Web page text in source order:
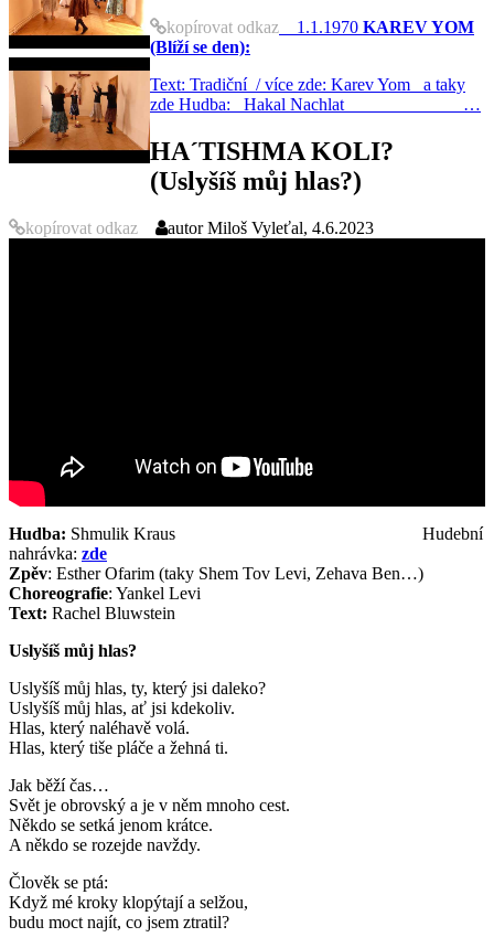
kopírovat odkaz 1.1.1970 KAREV YOM
(Blíží se den):
Text: Tradiční / více zde: Karev Yom a taky
zde Hudba: Hakal Nachlat …
HA´TISHMA KOLI?
(Uslyšíš můj hlas?)
kopírovat odkaz autorMiloš Vyleťal, 4.6.2023
Hudba: Shmulik Kraus Hudební
nahrávka: zde
Zpěv: Esther Ofarim (taky Shem Tov Levi, Zehava Ben…)
Choreografie: Yankel Levi
Text: Rachel Bluwstein
Uslyšíš můj hlas?
Uslyšíš můj hlas, ty, který jsi daleko?
Uslyšíš můj hlas, ať jsi kdekoliv.
Hlas, který naléhavě volá.
Hlas, který tiše pláče a žehná ti.
Jak běží čas…
Svět je obrovský a je v něm mnoho cest.
Někdo se setká jenom krátce.
A někdo se rozejde navždy.
Člověk se ptá:
Když mé kroky klopýtají a selžou,
budu moct najít, co jsem ztratil?